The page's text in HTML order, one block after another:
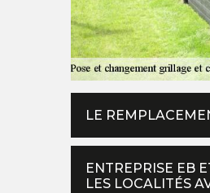
LE
ENTREPRISE EB
LES LOCALITÉS